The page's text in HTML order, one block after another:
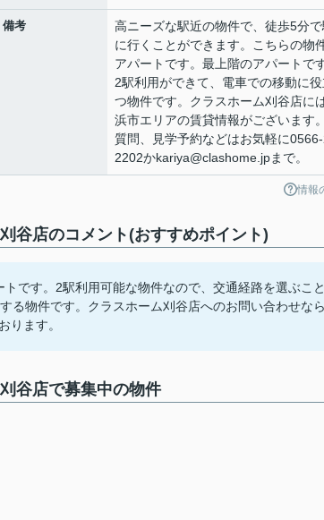
備考
高ニーズな駅近の物件で、徒歩5分
に行くことができます。こちらの物
アパートです。最上階のアパートで
2駅利用ができて、電車での移動に
つ物件です。クラスホーム刈谷店に
浜市エリアの賃貸情報がございます
質問、見学予約などはお気軽に
2202かkariya@clashome.jpまで。
情報
店のコメント(おすすめポイント)
です。2駅利用可能な物件なので、交通経路を選ぶこ
る物件です。クラスホーム刈谷店へのお問い合わせな
ります。
谷店で募集中の物件